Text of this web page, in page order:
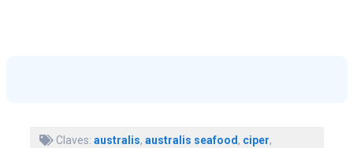
Claves: australis, australis seafood, ciper,